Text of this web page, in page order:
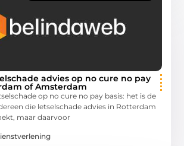
advies op no cure no pay
of Amsterdam
op no cure no pay basis: het is de
die letselschade advies in Rotterdam
maar daarvoor